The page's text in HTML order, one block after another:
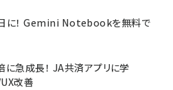
に！ Gemini Notebookを無料で
急成長！ JA共済アプリに学
改善